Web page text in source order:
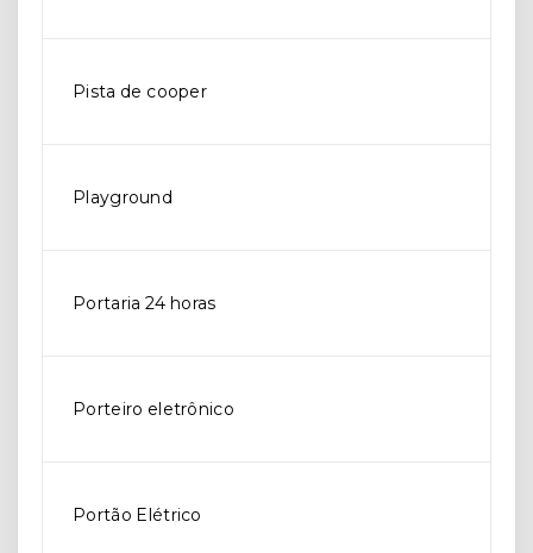
Pista de cooper
Playground
Portaria 24 horas
Porteiro eletrônico
Portão Elétrico